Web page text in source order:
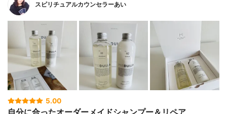
スピリチュアルカウンセラーあい
5.00